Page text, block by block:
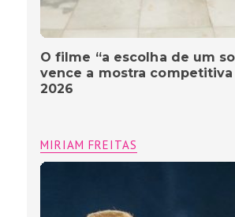
O filme “a escolha de um
vence a mostra competitiva
2026
MIRIAM FREITAS